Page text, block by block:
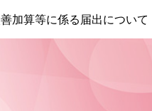
加算等に係る届出について